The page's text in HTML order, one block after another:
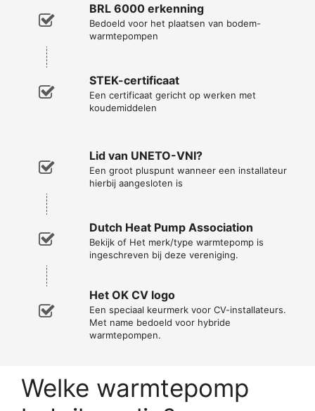
BRL 6000 erkenning
Bedoeld voor het plaatsen van bodem-
warmtepompen
STEK-certificaat
Een certificaat gericht op werken met
koudemiddelen
Lid van UNETO-VNI?
Een groot pluspunt wanneer een installateur
hierbij aangesloten is
Dutch Heat Pump Association
Bekijk of Het merk/type warmtepomp is
ingeschreven bij deze vereniging.
Het OK CV logo
Een speciaal keurmerk voor CV-installateurs.
Met name bedoeld voor hybride
warmtepompen.
Welke warmtepomp